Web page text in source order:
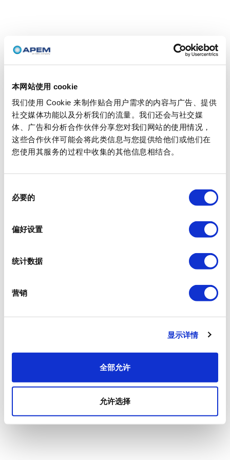
本网站使用 cookie
我们使用 Cookie 来制作贴合用户需求的内容与广告、提供
社交媒体功能以及分析我们的流量。我们还会与社交媒
体、广告和分析合作伙伴分享您对我们网站的使用情况，
这些合作伙伴可能会将此类信息与您提供给他们或他们在
您使用其服务的过程中收集的其他信息相结合。
必要的
偏好设置
统计数据
营销
显示详情
全部允许
允许选择